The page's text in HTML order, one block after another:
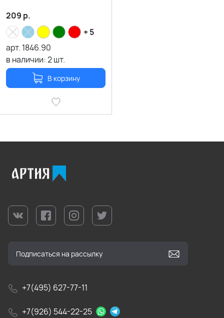
209 р.
+ 5
арт. 1846.90
в наличии:2шт.
В корзину
+7(495) 627-77-11
+7(926) 544-22-25